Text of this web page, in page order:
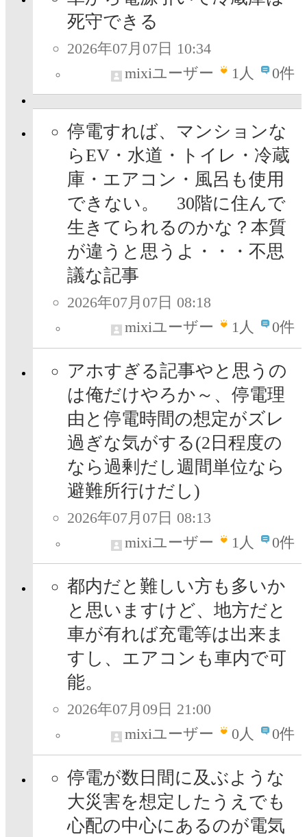
死守できる
2026年07月07日 10:34
mixiユーザー
1人 0件
停電すれば、マンションな
らEV・水道・トイレ・冷蔵
庫・エアコン・風呂も使用
できない。 30階に住んで
生きてられるのかな？本質
が違うと思うよ・・・不思
議な記事
2026年07月07日 08:18
mixiユーザー
1人 0件
アホすぎる記事やと思うの
は俺だけやろか～、停電理
由と停電時間の想定がズレ
過ぎな気がする(2日程度の
なら過剰だし週間単位なら
避難所行けだし)
2026年07月07日 08:13
mixiユーザー
1人 0件
都内だと難しい方も多いか
と思いますけど、地方だと
車が有れば充電等は出来ま
すし、エアコンも車内で可
能。
2026年07月09日 21:00
mixiユーザー
0人 0件
停電が数日間に及ぶような
大災害を想定したうえでも
心配の中心にあるのが電気